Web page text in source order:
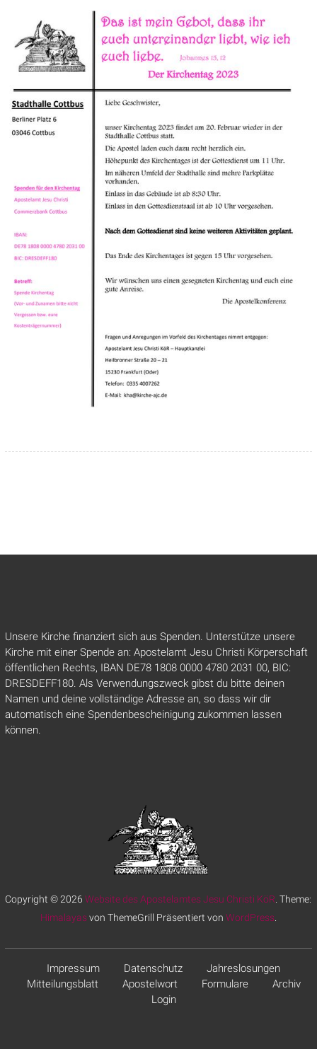
Unsere Kirche finanziert sich aus Spenden. Unterstütze unsere
Kirche mit einer Spende an: Apostelamt Jesu Christi Körperschaft
öffentlichen Rechts, IBAN DE78 1808 0000 4780 2031 00, BIC:
DRESDEFF180. Als Verwendungszweck gibst du bitte deinen
Namen und deine vollständige Adresse an, so dass wir dir
automatisch eine Spendenbescheinigung zukommen lassen
können.
Copyright © 2026Website des Apostelamtes Jesu Christi KöR . Theme:
Himalayasvon ThemeGrill Präsentiert von WordPress.
Impressum Datenschutz
Jahreslosungen
Mitteilungsblatt
Apostelwort Formulare
Archiv
Login